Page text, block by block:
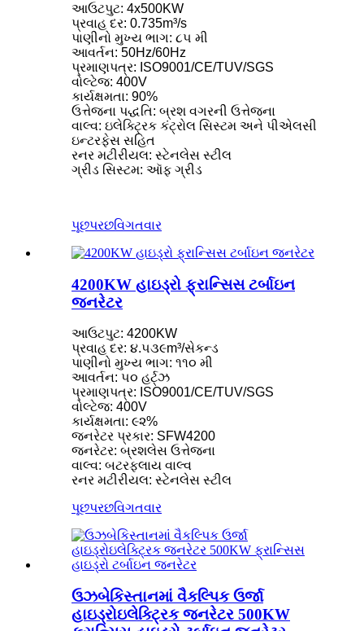
આઉટપુટ: 4x500KW
પ્રવાહ દર: 0.735m³/s
પાણીનો મુખ્ય ભાગ: ૮૫ મી
આવર્તન: 50Hz/60Hz
પ્રમાણપત્ર: ISO9001/CE/TUV/SGS
વોલ્ટેજ: 400V
કાર્યક્ષમતા: 90%
ઉત્તેજના પદ્ધતિ: બ્રશ વગરની ઉત્તેજના
વાલ્વ: ઇલેક્ટ્રિક કંટ્રોલ સિસ્ટમ અને પીએલસી
ઇન્ટરફેસ સહિત
રનર મટીરીયલ: સ્ટેનલેસ સ્ટીલ
ગ્રીડ સિસ્ટમ: ઑફ ગ્રીડ
પૂછપરછવિગતવાર
4200KW હાઇડ્રો ફ્રાન્સિસ ટર્બાઇન
જનરેટર
આઉટપુટ: 4200KW
પ્રવાહ દર: ૪.૫૩૯m³/સેકન્ડ
પાણીનો મુખ્ય ભાગ: ૧૧૦ મી
આવર્તન: ૫૦ હર્ટ્ઝ
પ્રમાણપત્ર: ISO9001/CE/TUV/SGS
વોલ્ટેજ: 400V
કાર્યક્ષમતા: ૯૨%
જનરેટર પ્રકાર: SFW4200
જનરેટર: બ્રશલેસ ઉત્તેજના
વાલ્વ: બટરફ્લાય વાલ્વ
રનર મટીરીયલ: સ્ટેનલેસ સ્ટીલ
પૂછપરછવિગતવાર
ઉઝબેકિસ્તાનમાં વૈકલ્પિક ઉર્જા
હાઇડ્રોઇલેક્ટ્રિક જનરેટર 500KW